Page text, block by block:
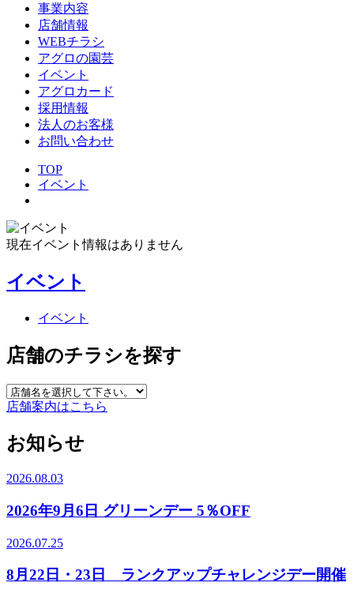
事業内容
店舗情報
WEBチラシ
アグロの園芸
イベント
アグロカード
採用情報
法人のお客様
お問い合わせ
TOP
イベント
現在イベント情報はありません
イベント
イベント
店舗のチラシを探す
店舗案内はこちら
お知らせ
2026.08.03
2026年9月6日 グリーンデー 5％OFF
2026.07.25
8月22日・23日 ランクアップチャレンジデー開催